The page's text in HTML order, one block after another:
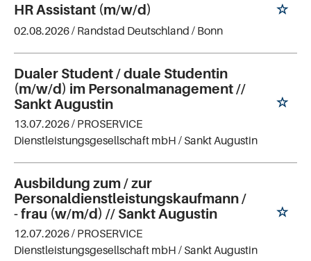
HR Assistant (m/w/d)
02.08.2026 / Randstad Deutschland / Bonn
Dualer Student / duale Studentin
(m/w/d) im Personalmanagement //
Sankt Augustin
13.07.2026 / PROSERVICE
Dienstleistungsgesellschaft mbH / Sankt Augustin
Ausbildung zum / zur
Personaldienstleistungskaufmann /
- frau (w/m/d) // Sankt Augustin
12.07.2026 / PROSERVICE
Dienstleistungsgesellschaft mbH / Sankt Augustin